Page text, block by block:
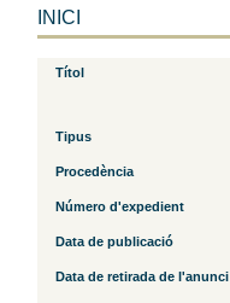
INICI
Títol
Tipus
Procedència
Número d'expedient
Data de publicació
Data de retirada de l'anunci